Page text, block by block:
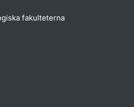
fakulteterna